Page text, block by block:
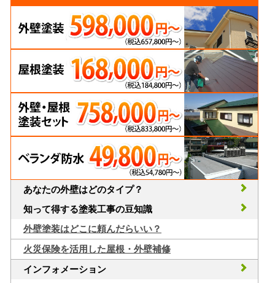
あなたの外壁はどのタイプ？
知って得する塗装工事の豆知識
外壁塗装はどこに頼んだらいい？
火災保険を活用した屋根・外壁補修
インフォメーション